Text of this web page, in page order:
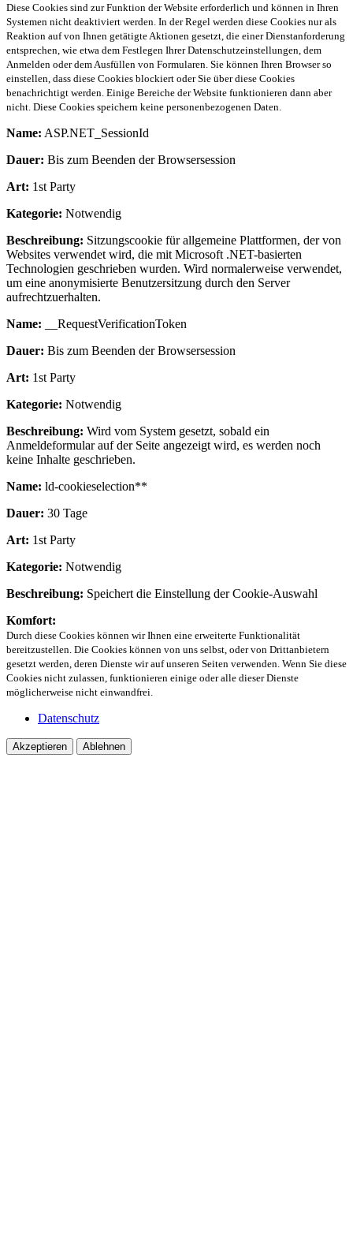
Diese Cookies sind zur Funktion der Website erforderlich und können in Ihren
Systemen nicht deaktiviert werden. In der Regel werden diese Cookies nur als
Reaktion auf von Ihnen getätigte Aktionen gesetzt, die einer Dienstanforderung
entsprechen, wie etwa dem Festlegen Ihrer Datenschutzeinstellungen, dem
Anmelden oder dem Ausfüllen von Formularen. Sie können Ihren Browser so
einstellen, dass diese Cookies blockiert oder Sie über diese Cookies
benachrichtigt werden. Einige Bereiche der Website funktionieren dann aber
nicht. Diese Cookies speichern keine personenbezogenen Daten.
Name: ASP.NET_SessionId
Dauer: Bis zum Beenden der Browsersession
Art: 1st Party
Kategorie: Notwendig
Beschreibung: Sitzungscookie für allgemeine Plattformen, der von
Websites verwendet wird, die mit Microsoft .NET-basierten
Technologien geschrieben wurden. Wird normalerweise verwendet,
um eine anonymisierte Benutzersitzung durch den Server
aufrechtzuerhalten.
Name: __RequestVerificationToken
Dauer: Bis zum Beenden der Browsersession
Art: 1st Party
Kategorie: Notwendig
Beschreibung: Wird vom System gesetzt, sobald ein
Anmeldeformular auf der Seite angezeigt wird, es werden noch
keine Inhalte geschrieben.
Name: ld-cookieselection**
Dauer: 30 Tage
Art: 1st Party
Kategorie: Notwendig
Beschreibung: Speichert die Einstellung der Cookie-Auswahl
Komfort:
Durch diese Cookies können wir Ihnen eine erweiterte Funktionalität
bereitzustellen. Die Cookies können von uns selbst, oder von Drittanbietern
gesetzt werden, deren Dienste wir auf unseren Seiten verwenden. Wenn Sie diese
Cookies nicht zulassen, funktionieren einige oder alle dieser Dienste
möglicherweise nicht einwandfrei.
Datenschutz
Akzeptieren Ablehnen